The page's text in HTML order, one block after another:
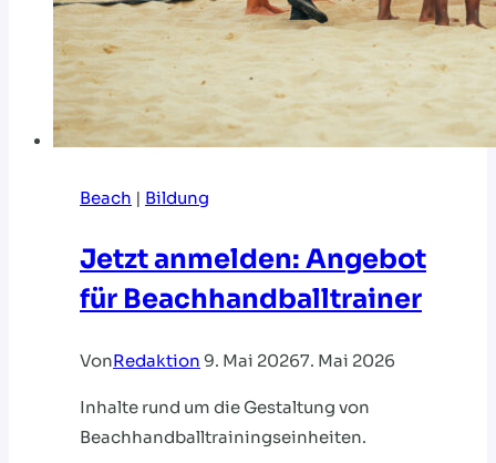
Beach | Bildung
Jetzt anmelden: Angebot
für Beachhandballtrainer
VonRedaktion 9. Mai 20267. Mai 2026
Inhalte rund um die Gestaltung von
Beachhandballtrainingseinheiten.